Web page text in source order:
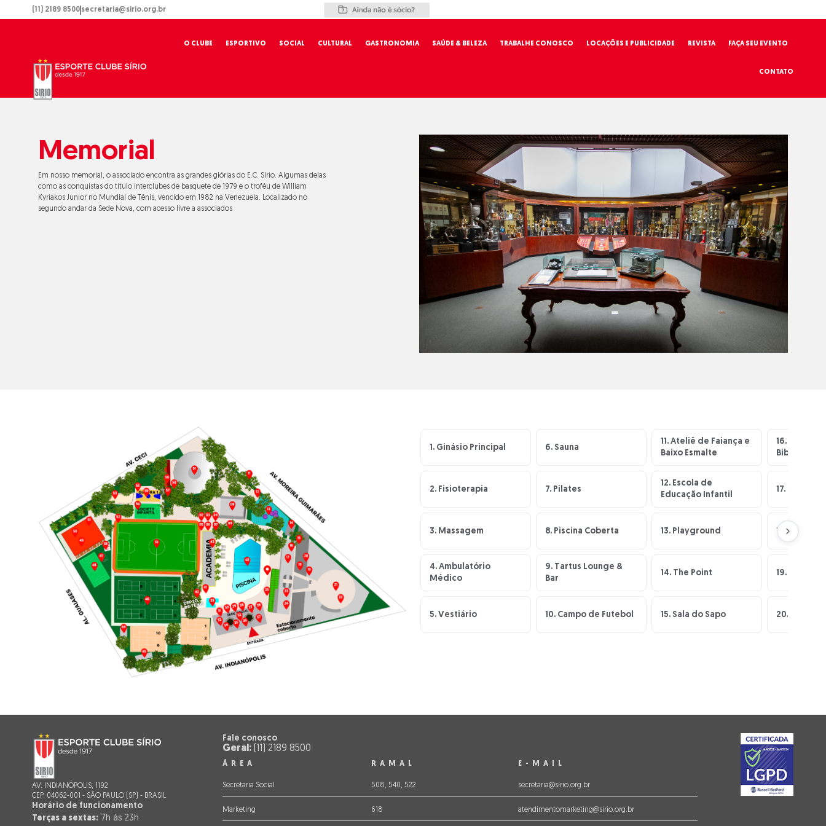
conteúdo
(11) 2189 8500 secretaria@sirio.org.br
O CLUBE ESPORTIVO SOCIAL CULTURAL GASTRONOMIA SAÚDE & BELEZA TRABALHE CONOSCO LOCAÇÕES E PUBLICIDADE REVISTA FAÇA SEU EVENTO
CONTATO
Memorial
Em nosso memorial, o associado encontra as grandes glórias do E.C. Sírio. Algumas delas
como as conquistas do título interclubes de basquete de 1979 e o troféu de William
Kyriakos Junior no Mundial de Tênis, vencido em 1982 na Venezuela. Localizado no
segundo andar da Sede Nova, com acesso livre a associados
1. Ginásio Principal
2. Fisioterapia
3. Massagem
4. Ambulatório
Médico
5. Vestiário
6. Sauna
7. Pilates
8. Piscina Coberta
9. Tartus Lounge &
Bar
10. Campo de Futebol
11. Ateliê de Faiança e
Baixo Esmalte
12. Escola de
Educação Infantil
13. Playground
14. The Point
15. Sala do Sapo
16.
Biblioteca
17. Sala
18.
19.
20. Teatro
AV. INDIANÓPOLIS, 1192
CEP. 04062-001 - SÃO PAULO (SP) - BRASIL
Horário de funcionamento
Terças a sextas: 7h às 23h
Fale conosco
Geral: (11) 2189 8500
ÁREA
Secretaria Social
Marketing
RAMAL
508, 540, 522
618
E-MAIL
secretaria@sirio.org.br
atendimentomarketing@sirio.org.br